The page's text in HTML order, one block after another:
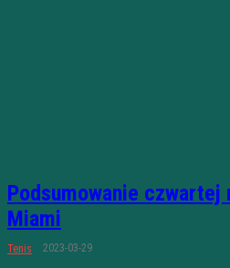
Podsumowanie czwartej
Miami
Tenis 2023-03-29